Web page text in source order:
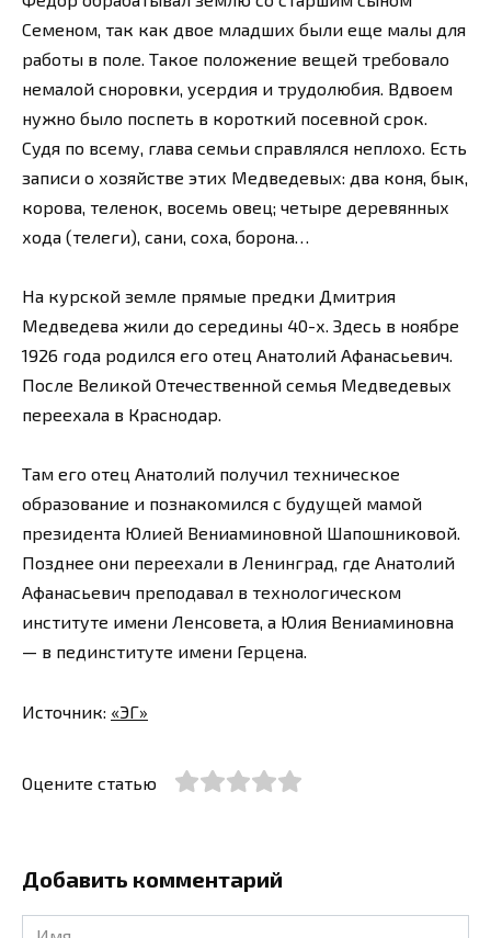
Семеном, так как двое младших были еще малы для
работы в поле. Такое положение вещей требовало
немалой сноровки, усердия и трудолюбия. Вдвоем
нужно было поспеть в короткий посевной срок.
Судя по всему, глава семьи справлялся неплохо. Есть
записи о хозяйстве этих Медведевых: два коня, бык,
корова, теленок, восемь овец; четыре деревянных
хода (телеги), сани, соха, борона…
На курской земле прямые предки Дмитрия
Медведева жили до середины 40-х. Здесь в ноябре
1926 года родился его отец Анатолий Афанасьевич.
После Великой Отечественной семья Медведевых
переехала в Краснодар.
Там его отец Анатолий получил техническое
образование и познакомился с будущей мамой
президента Юлией Вениаминовной Шапошниковой.
Позднее они переехали в Ленинград, где Анатолий
Афанасьевич преподавал в технологическом
институте имени Ленсовета, а Юлия Вениаминовна
— в пединституте имени Герцена.
Источник: «ЭГ»
Оцените статью
Добавить комментарий
Имя